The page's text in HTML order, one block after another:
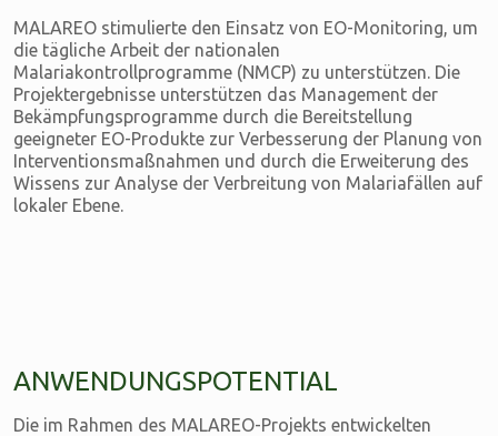
MALAREO stimulierte den Einsatz von EO-Monitoring, um
die tägliche Arbeit der nationalen
Malariakontrollprogramme (NMCP) zu unterstützen. Die
Projektergebnisse unterstützen das Management der
Bekämpfungsprogramme durch die Bereitstellung
geeigneter EO-Produkte zur Verbesserung der Planung von
Interventionsmaßnahmen und durch die Erweiterung des
Wissens zur Analyse der Verbreitung von Malariafällen auf
lokaler Ebene.
ANWENDUNGSPOTENTIAL
Die im Rahmen des MALAREO-Projekts entwickelten